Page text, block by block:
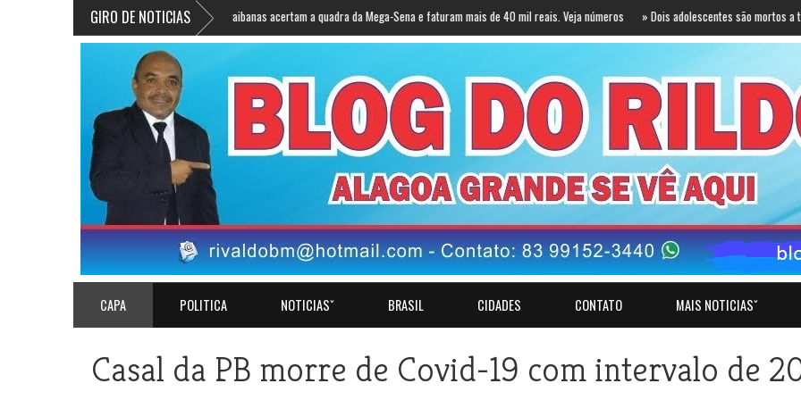
GIRO DE NOTICIAS
»38 apostas paraibanas acertam a quadra da Mega-Sena e faturam mais de 40 mil reais. Veja números »Dois adolescentes são mortos a tiros na
CAPA POLITICA NOTICIASˇ BRASIL CIDADES CONTATO MAIS NOTICIASˇ
Casal da PB morre de Covid-19 com intervalo de